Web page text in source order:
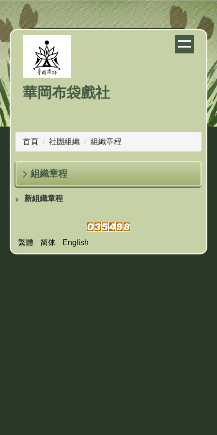
跳
到
主
要
內
容
區
華岡布袋戲社
首頁 社團組織 組織章程
組織章程
新組織章程
繁體 简体 English